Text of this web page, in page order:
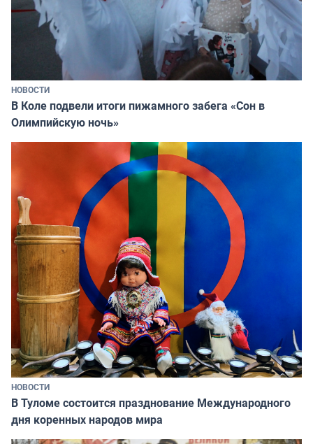
НОВОСТИ
В Коле подвели итоги пижамного забега «Сон в
Олимпийскую ночь»
НОВОСТИ
В Туломе состоится празднование Международного
дня коренных народов мира